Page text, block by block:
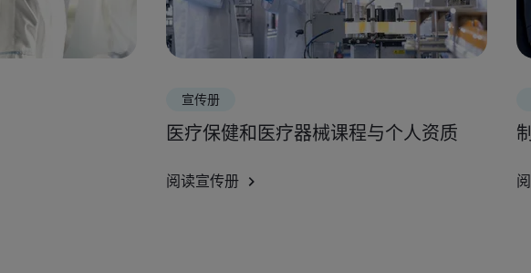
宣传册
医疗保健和医疗器械课程与个人资质
阅读宣传册